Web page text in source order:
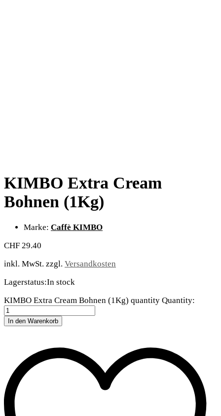
KIMBO Extra Cream
Bohnen (1Kg)
Marke: Caffè KIMBO
CHF 29.40
inkl. MwSt. zzgl. Versandkosten
Lagerstatus:In stock
KIMBO Extra Cream Bohnen (1Kg) quantity Quantity:
In den Warenkorb